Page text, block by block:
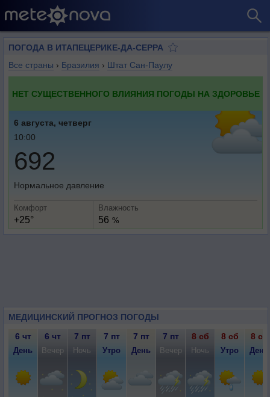
ПОГОДА В ИТАПЕЦЕРИКЕ-ДА-СЕРРА
Все страны › Бразилия › Штат Сан-Паулу
НЕТ СУЩЕСТВЕННОГО ВЛИЯНИЯ ПОГОДЫ НА ЗДОРОВЬЕ
6 августа, четверг
10:00
692
Нормальное давление
Комфорт
+25°
Влажность
56 %
МЕДИЦИНСКИЙ ПРОГНОЗ ПОГОДЫ
6 чт 6 чт 7 пт 7 пт 7 пт 7 пт 8 сб 8 сб 8 сб
День Вечер Ночь Утро День Вечер Ночь Утро День